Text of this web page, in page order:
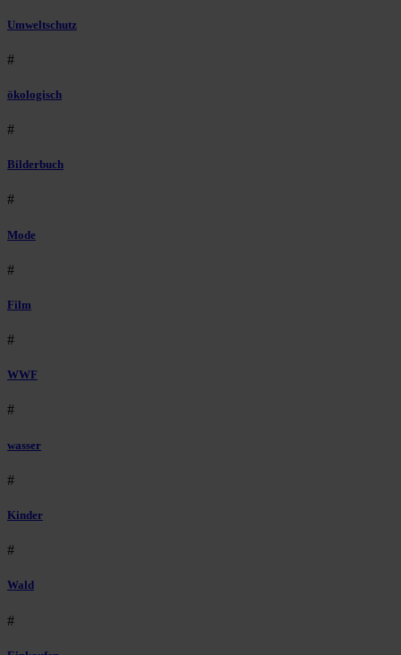
Umweltschutz
#
ökologisch
#
Bilderbuch
#
Mode
#
Film
#
WWF
#
wasser
#
Kinder
#
Wald
#